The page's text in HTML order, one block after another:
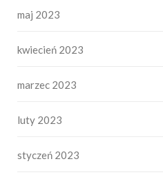
maj 2023
kwiecień 2023
marzec 2023
luty 2023
styczeń 2023